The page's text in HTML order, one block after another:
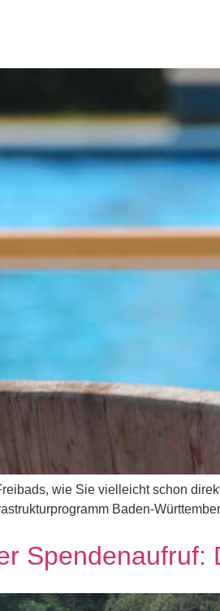
wie Sie vielleicht schon
Baden-
Spendenaufruf: